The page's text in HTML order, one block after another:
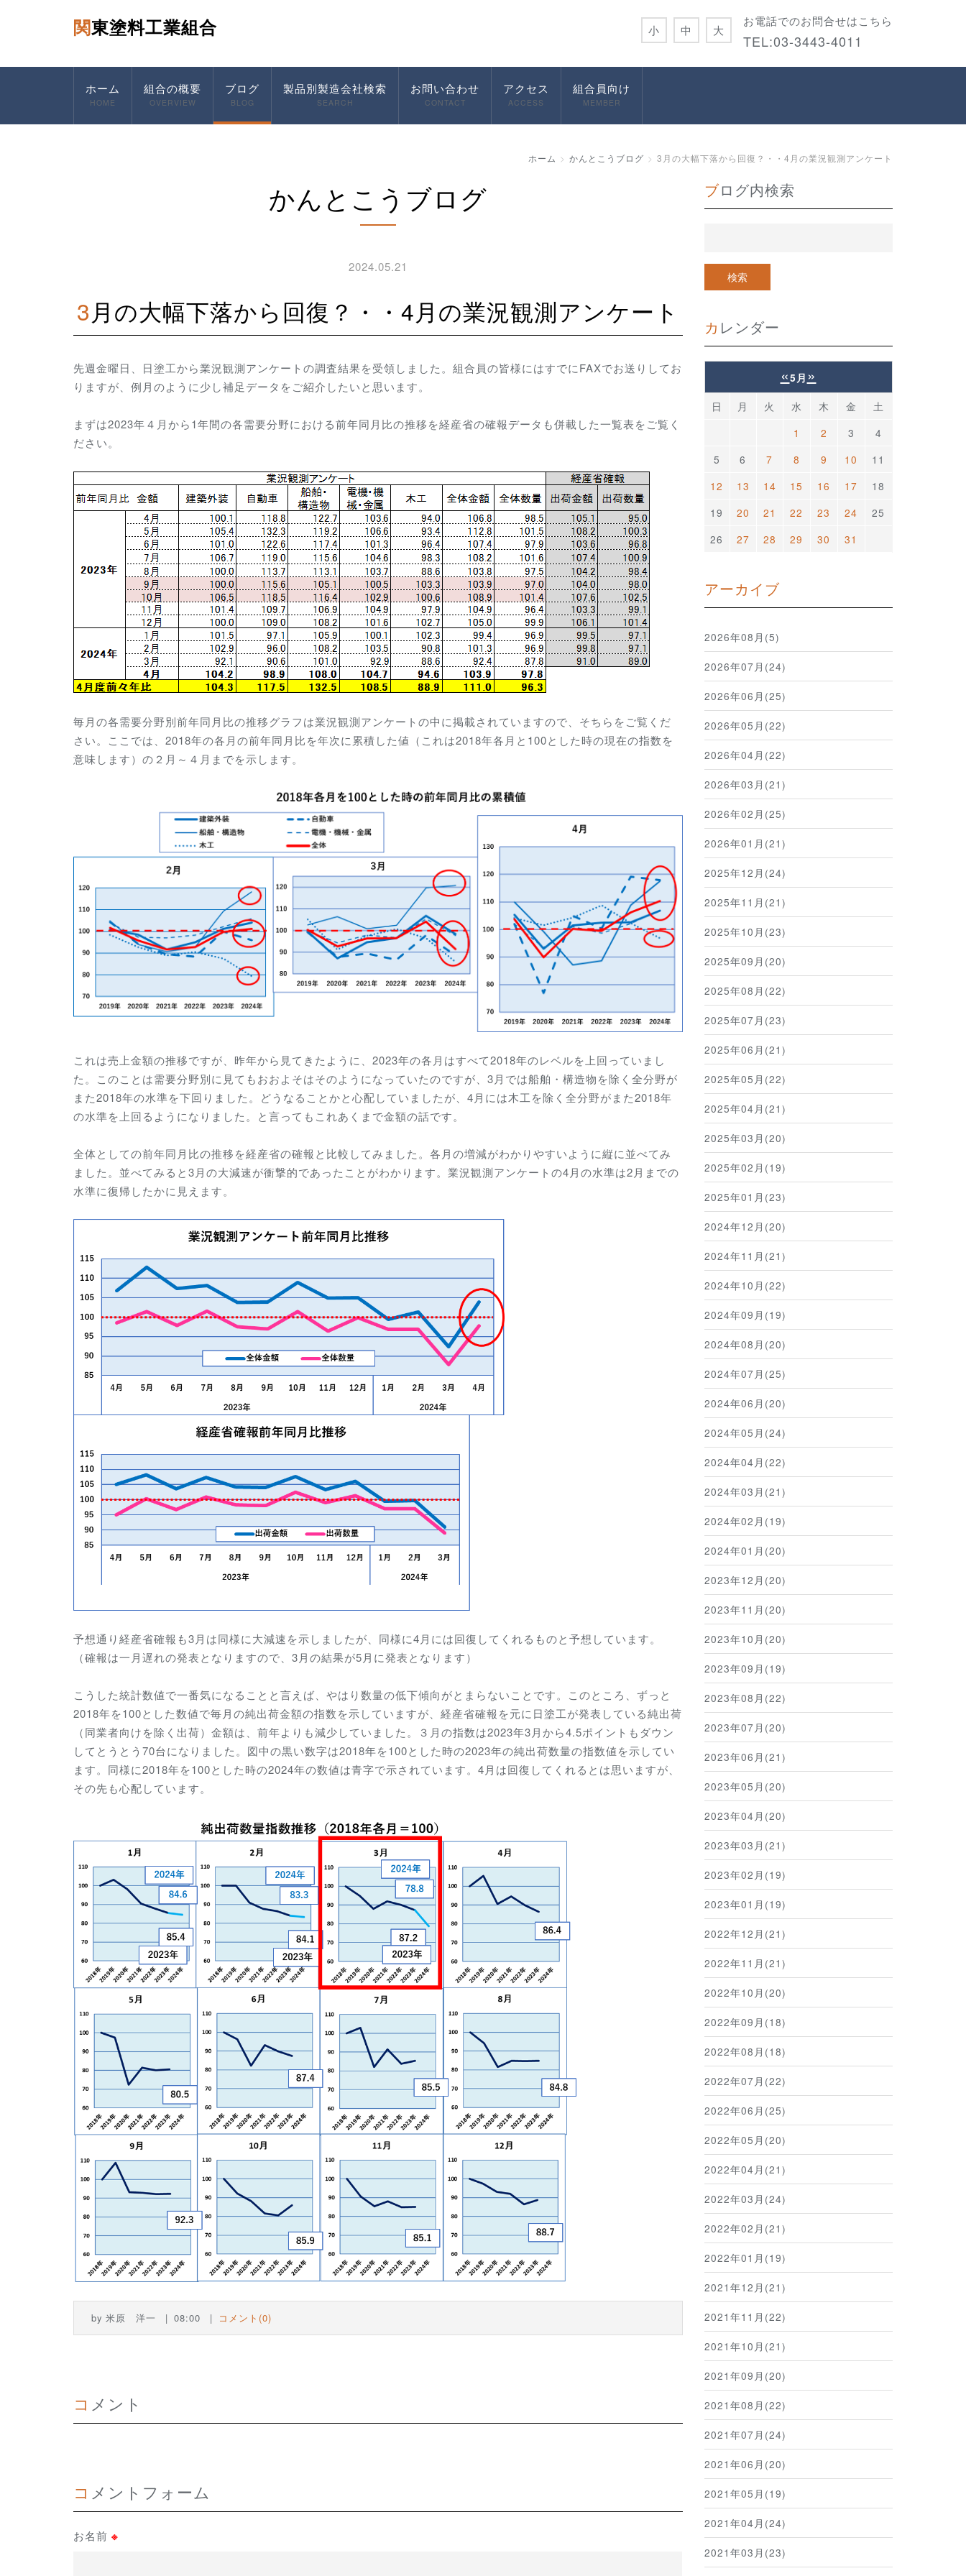
関東塗料工業組合 お電話でのお問合せはこちら
TEL:03-3443-4011
小 中 大
ホーム
HOME
組合の概要
OVERVIEW
ブログ
BLOG
製品別製造会社検索
SEARCH
お問い合わせ
CONTACT
アクセス
ACCESS
組合員向け
MEMBER
ホーム かんとこうブログ 3月の大幅下落から回復？・・4月の業況観測アンケート
かんとこうブログ
2024.05.21
3月の大幅下落から回復？・・4月の業況観測アンケート
先週金曜日、日塗工から業況観測アンケートの調査結果を受領しました。組合員の皆様にはすでにFAXでお送りしてお
りますが、例月のように少し補足データをご紹介したいと思います。
まずは2023年４月から1年間の各需要分野における前年同月比の推移を経産省の確報データも併載した一覧表をご覧く
ださい。
毎月の各需要分野別前年同月比の推移グラフは業況観測アンケートの中に掲載されていますので、そちらをご覧くだ
さい。ここでは、2018年の各月の前年同月比を年次に 累積した値（これは2018年各月と100とした時の現在の指数を
意味します）の２ 月～４月までを示します。
これは売上金額の推移ですが、昨年から見てきたように、2023年の各月はすべて2018年のレベルを上回っていまし
た。このことは需要分野別に見てもおおよそはそのようになっていたのですが、3月では船舶・構造物を除く全分野が
また2018年の水準を下回りました。どうなることかと心配していましたが、4月には木工を除く全分野がまた2018年
の水準を上回るようになりました。と言ってもこれあくまで金額の話です。
全体としての前年同月比の推移を経産省の確報と比較してみました。各月の増減がわかりやすいように縦に並べてみ
ました。並べてみると3月の大減速が衝撃的であったことがわかります。業況観測アンケートの4月の水準は2月までの
水準に復帰したかに見えます。
予想通り経産省確報も3月は同様に大減速を示しましたが、同様に4月には回復してくれるものと予想しています。
（確報は一月遅れの発表となりますので、3月の結果が5月に発表となります）
こうした統計数値で一番気になることと言えば、やはり数量の低下傾向がとまらないことです。このところ、ずっと
2018年を100とした数値で毎月の純出荷金額の指数を示していますが、経産省確報を元に日塗工が発表している純出荷
（同業者向けを除く出荷）金額は、前年よりも減少していました。３月の指数は2023年3月から4.5ポイントもダウン
してとうとう70台になりました。図中の黒い数字は2018年を100とした時の2023年の純出荷数量の指数値を示してい
ます。同様に2018年を100とした時の2024年の数値は青字で示されています。4月は回復してくれるとは思いますが、
その先も心配しています。
by 米原 洋一 08:00 コメント(0)
コメント
コメントフォーム
お名前 ※
ブログ内検索
カレンダー
«5月 »
日 月 火 水 木 金
土
1
2 3
4
5
6 7 8 9 10
11
12
13 14 15 16 17
18
19
20 21 22 23 24
25
26
27 28 29 30 31
アーカイブ
2026年08月(5)
2026年07月(24)
2026年06月(25)
2026年05月(22)
2026年04月(22)
2026年03月(21)
2026年02月(25)
2026年01月(21)
2025年12月(24)
2025年11月(21)
2025年10月(23)
2025年09月(20)
2025年08月(22)
2025年07月(23)
2025年06月(21)
2025年05月(22)
2025年04月(21)
2025年03月(20)
2025年02月(19)
2025年01月(23)
2024年12月(20)
2024年11月(21)
2024年10月(22)
2024年09月(19)
2024年08月(20)
2024年07月(25)
2024年06月(20)
2024年05月(24)
2024年04月(22)
2024年03月(21)
2024年02月(19)
2024年01月(20)
2023年12月(20)
2023年11月(20)
2023年10月(20)
2023年09月(19)
2023年08月(22)
2023年07月(20)
2023年06月(21)
2023年05月(20)
2023年04月(20)
2023年03月(21)
2023年02月(19)
2023年01月(19)
2022年12月(21)
2022年11月(21)
2022年10月(20)
2022年09月(18)
2022年08月(18)
2022年07月(22)
2022年06月(25)
2022年05月(20)
2022年04月(21)
2022年03月(24)
2022年02月(21)
2022年01月(19)
2021年12月(21)
2021年11月(22)
2021年10月(21)
2021年09月(20)
2021年08月(22)
2021年07月(24)
2021年06月(20)
2021年05月(19)
2021年04月(24)
2021年03月(23)